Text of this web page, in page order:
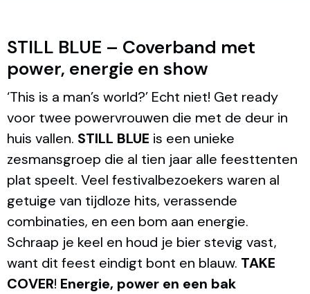
STILL BLUE – Coverband met
power, energie en show
‘This is a man’s world?’ Echt niet! Get ready
voor twee powervrouwen die met de deur in
huis vallen. STILL BLUE is een unieke
zesmansgroep die al tien jaar alle feesttenten
plat speelt. Veel festivalbezoekers waren al
getuige van tijdloze hits, verassende
combinaties, en een bom aan energie.
Schraap je keel en houd je bier stevig vast,
want dit feest eindigt bont en blauw. TAKE
COVER! Energie, power en een bak